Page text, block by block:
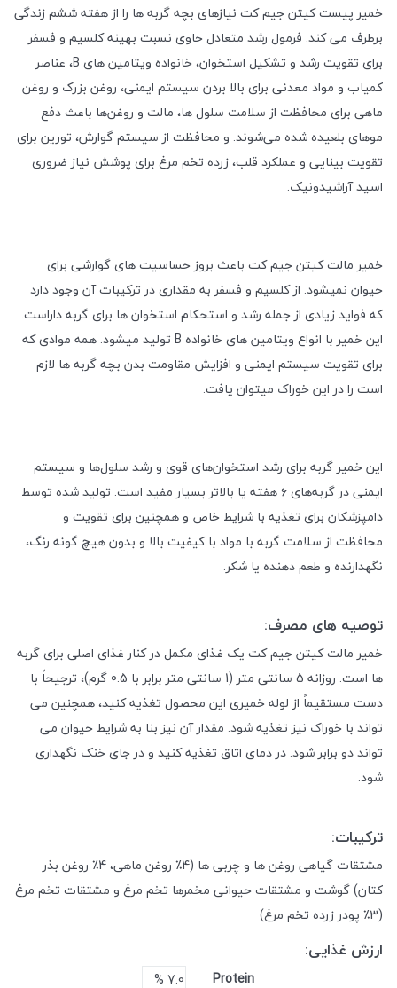
خمیر پیست کیتن جیم کت نیازهای بچه گربه ها را از هفته ششم زندگی
برطرف می کند. فرمول رشد متعادل حاوی نسبت بهینه کلسیم و فسفر
برای تقویت رشد و تشکیل استخوان، خانواده ویتامین های B، عناصر
کمیاب و مواد معدنی برای بالا بردن سیستم ایمنی، روغن بزرک و روغن
ماهی برای محافظت از سلامت سلول‌ ها، مالت و روغن‌ها باعث دفع
موهای بلعیده شده می‌شوند. و محافظت از سیستم گوارش، تورین برای
تقویت بینایی و عملکرد قلب، زرده تخم مرغ برای پوشش نیاز ضروری
اسید آراشیدونیک.
خمیر مالت کیتن جیم کت باعث بروز حساسیت های گوارشی برای
حیوان نمیشود. از کلسیم و فسفر به مقداری در ترکیبات آن وجود دارد
که فواید زیادی از جمله رشد و استحکام استخوان ها برای گربه داراست.
این خمیر با انواع ویتامین های خانواده B تولید میشود. همه موادی که
برای تقویت سیستم ایمنی و افزایش مقاومت بدن بچه گربه ها لازم
است را در این خوراک میتوان یافت.
این خمیر گربه برای رشد استخوان‌های قوی و رشد سلول‌ها و سیستم
ایمنی در گربه‌های ۶ هفته یا بالاتر بسیار مفید است.
تولید شده توسط
دامپزشکان برای تغذیه با شرایط خاص و همچنین برای تقویت و
محافظت از سلامت گربه با مواد با کیفیت بالا و بدون هیچ گونه رنگ،
نگهدارنده و طعم دهنده یا شکر.
توصیه های مصرف:
خمیر مالت کیتن جیم کت یک غذای مکمل در کنار غذای اصلی برای گربه
ها است.
روزانه 5 سانتی متر (1 سانتی متر برابر با 0.5 گرم)، ترجیحاً با
دست مستقیماً از لوله خمیری این محصول تغذیه کنید، همچنین می
تواند با خوراک نیز تغذیه شود. مقدار آن نیز بنا به شرایط حیوان می
تواند دو برابر شود. در دمای اتاق تغذیه کنید و در جای خنک نگهداری
شود.
ترکیبات:
مشتقات گیاهی
روغن ها و چربی ها (4٪ روغن ماهی، 4٪ روغن بذر
کتان)گوشت و مشتقات حیوانی مخمرها تخم مرغ و مشتقات تخم مرغ
(3٪ پودر زرده تخم مرغ)
ارزش غذایی:
Protein
7.0 %